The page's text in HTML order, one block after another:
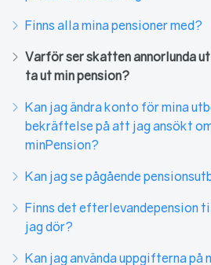
Finns alla mina pensioner med?
Varför ser skatten annorlunda
ta ut min pension?
Kan jag ändra konto för mina
bekräftelse på att jag ansökt
minPension?
Kan jag se pågående
Finns det efterlevandepension
jag dör?
Kan jag använda uppgifterna på